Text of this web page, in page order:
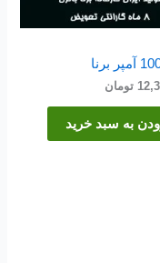
تومان
به سبد خرید